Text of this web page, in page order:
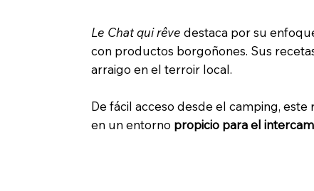
Le Chat qui rêve destaca por su
con productos borgoñones. Sus
arraigo en el terroir local.
De fácil acceso desde el camping,
en un entorno propicio para el